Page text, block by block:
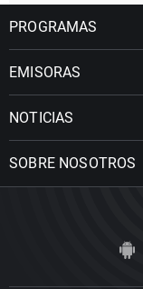
PROGRAMAS
EMISORAS
NOTICIAS
SOBRE NOSOTROS